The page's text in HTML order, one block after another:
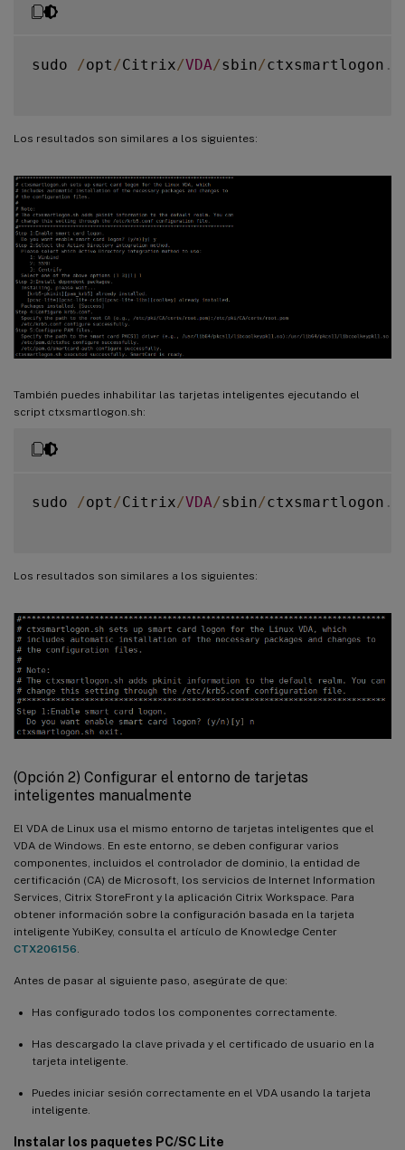
sudo /opt /Citrix/VDA/sbin/ctxsmartlogon .
Los resultados son similares a los siguientes:
También puedes inhabilitar las tarjetas inteligentes ejecutando el
script ctxsmartlogon.sh:
sudo /opt /Citrix/VDA/sbin/ctxsmartlogon .
Los resultados son similares a los siguientes:
(Opción 2) Configurar el entorno de tarjetas
inteligentes manualmente
El VDA de Linux usa el mismo entorno de tarjetas inteligentes que el
VDA de Windows. En este entorno, se deben configurar varios
componentes, incluidos el controlador de dominio, la entidad de
certificación (CA) de Microsoft, los servicios de Internet Information
Services, Citrix StoreFront y la aplicación Citrix Workspace. Para
obtener información sobre la configuración basada en la tarjeta
inteligente YubiKey, consulta el artículo de Knowledge Center
CTX206156
Antes de pasar al siguiente paso, asegúrate de que:
Has configurado todos los componentes correctamente.
Has descargado la clave privada y el certificado de usuario en la
tarjeta inteligente.
Puedes iniciar sesión correctamente en el VDA usando la tarjeta
inteligente.
Instalar los paquetes PC/SC Lite